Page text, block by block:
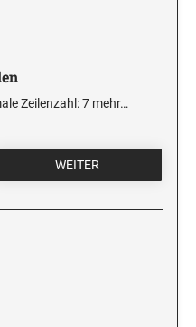
Zeilenzahl: 7 mehr…